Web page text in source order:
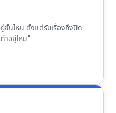
ยู่ขั้นไหน ตั้งแต่รับเรื่องถึงปิด
ำอยู่ไหม"